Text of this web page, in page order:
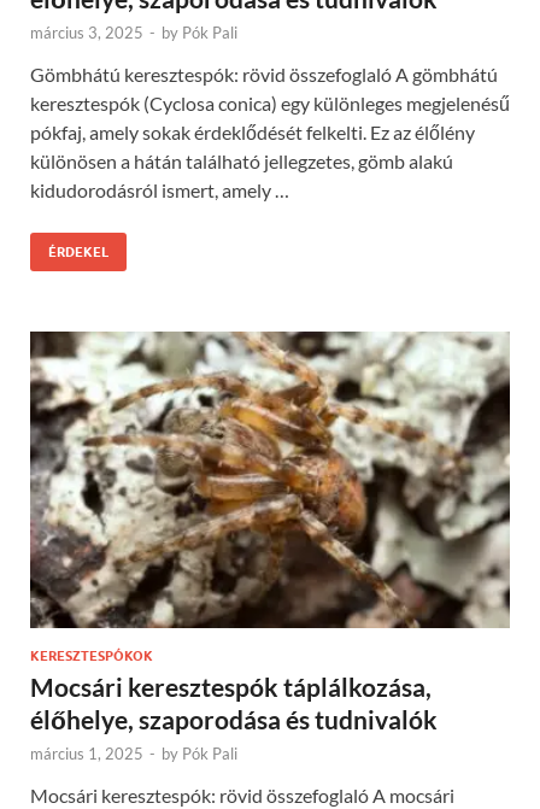
március 3, 2025 - by Pók Pali
Gömbhátú keresztespók: rövid összefoglaló A gömbhátú
keresztespók (Cyclosa conica) egy különleges megjelenésű
pókfaj, amely sokak érdeklődését felkelti. Ez az élőlény
különösen a hátán található jellegzetes, gömb alakú
kidudorodásról ismert, amely …
ÉRDEKEL
KERESZTESPÓKOK
Mocsári keresztespók táplálkozása,
élőhelye, szaporodása és tudnivalók
március 1, 2025 - by Pók Pali
Mocsári keresztespók: rövid összefoglaló A mocsári